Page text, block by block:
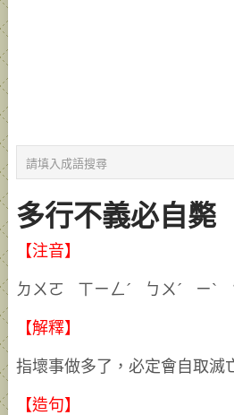
多行不義必自斃
【注音】
ㄉㄨㄛ ㄒㄧㄥˊ ㄅㄨˊ ㄧ
【解釋】
指壞事做多了，必定會自取滅
【造句】